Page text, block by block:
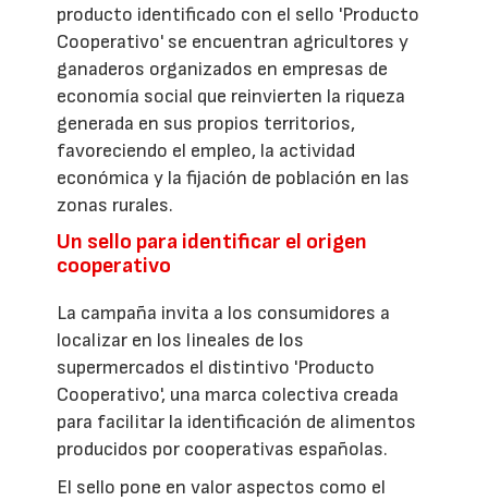
producto identificado con el sello 'Producto
Cooperativo' se encuentran agricultores y
ganaderos organizados en empresas de
economía social que reinvierten la riqueza
generada en sus propios territorios,
favoreciendo el empleo, la actividad
económica y la fijación de población en las
zonas rurales.
Un sello para identificar el origen
cooperativo
La campaña invita a los consumidores a
localizar en los lineales de los
supermercados el distintivo 'Producto
Cooperativo', una marca colectiva creada
para facilitar la identificación de alimentos
producidos por cooperativas españolas.
El sello pone en valor aspectos como el